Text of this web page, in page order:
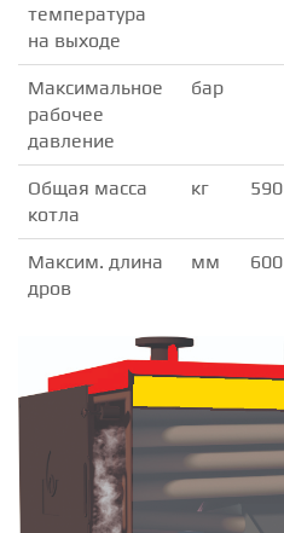
температура
на выходе
Максимальное
рабочее
давление
бар
Общая масса
котла
кг 590
Максим. длина
дров
мм 600